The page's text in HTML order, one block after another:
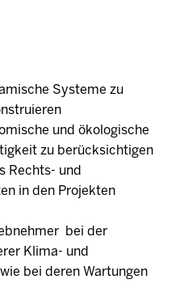
Systeme zu
und ökologische
zu berücksichtigen
Rechts- und
in den Projekten
bei der
Klima- und
bei deren Wartungen